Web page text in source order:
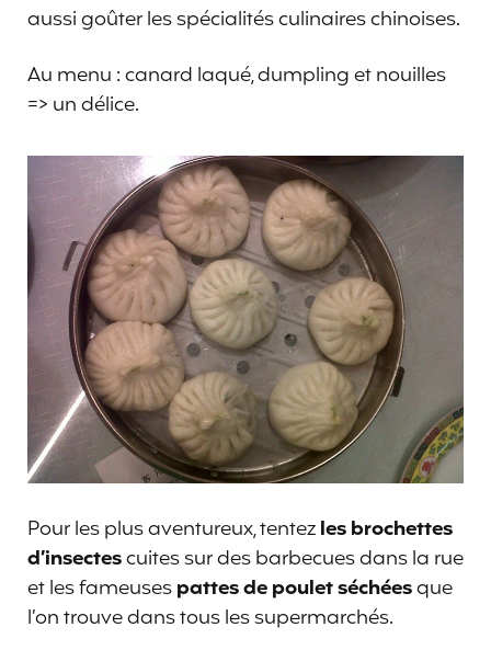
aussi goûter les spécialités culinaires chinoises.
Au menu : canard laqué, dumpling et nouilles
=> un délice.
Pour les plus aventureux, tentezles brochettes
d’insectescuites sur des barbecues dans la rue
et les fameusespattes de poulet séchéesque
l’on trouve dans tous les supermarchés.